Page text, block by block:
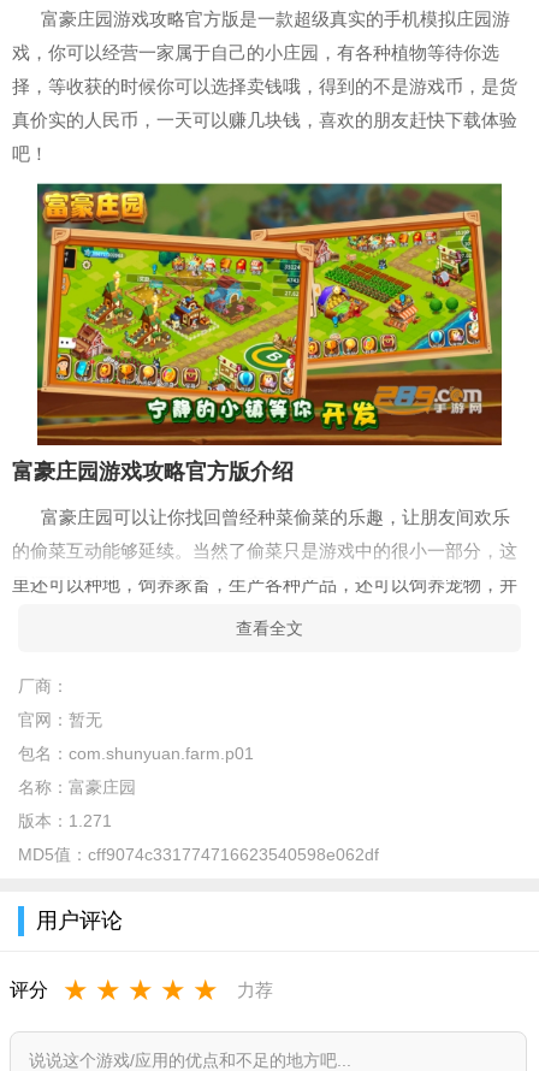
富豪庄园游戏攻略官方版是一款超级真实的手机模拟庄园游
戏，你可以经营一家属于自己的小庄园，有各种植物等待你选
择，等收获的时候你可以选择卖钱哦，得到的不是游戏币，是货
真价实的人民币，一天可以赚几块钱，喜欢的朋友赶快下载体验
吧！
富豪庄园游戏攻略官方版介绍
富豪庄园可以让你找回曾经种菜偷菜的乐趣，让朋友间欢乐
的偷菜互动能够延续。当然了偷菜只是游戏中的很小一部分，这
里还可以种地，饲养家畜，生产各种产品，还可以饲养宠物，并
且可以给你的好友向提供帮助，打造的自己的家族，等等更多玩
富豪庄园游戏攻略官方版亮点
2、高自由度的游戏玩法，可以尽情的经营管理自己的农场，
感受畅爽的过程；
获取更多金币；
4、各种别具特色的挑战任务可以进行完成，感受最经典最好
富豪庄园游戏攻略官方版特色
查看全文
厂商：
官网： 暂无
包名： com.shunyuan.farm.p01
名称： 富豪庄园
版本： 1.271
MD5值： cff9074c331774716623540598e062df
用户评论
评分 ★ ★ ★ ★ ★ 力荐